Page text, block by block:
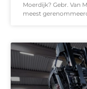
Moerdijk? Gebr. Van
meest